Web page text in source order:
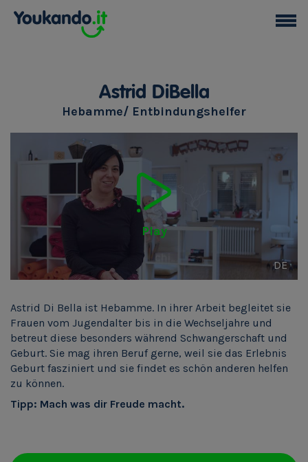
Astrid DiBella
Hebamme/ Entbindungshelfer
Play
DE
Astrid Di Bella ist Hebamme. In ihrer Arbeit begleitet sie
Frauen vom Jugendalter bis in die Wechseljahre und
betreut diese besonders während Schwangerschaft und
Geburt. Sie mag ihren Beruf gerne, weil sie das Erlebnis
Geburt fasziniert und sie findet es schön anderen helfen
zu können.
Tipp: Mach was dir Freude macht.